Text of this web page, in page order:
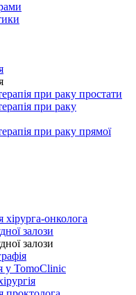
при раку простати
при раку
при раку прямої
хірурга-онколога
залози
залози
у TomoClinic